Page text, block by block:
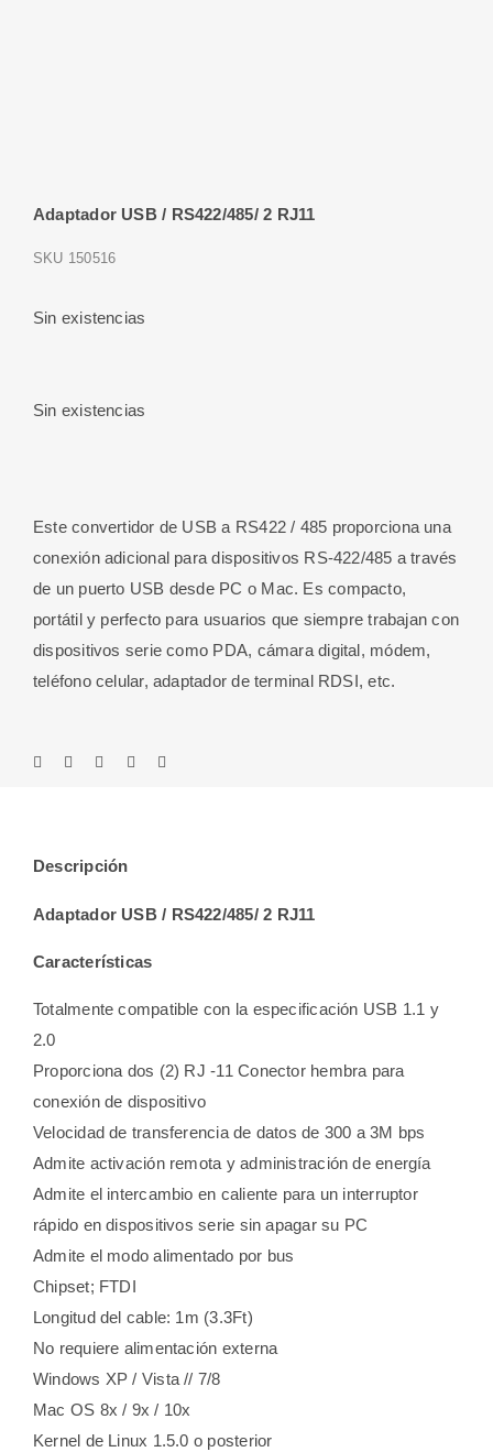
Adaptador USB / RS422/485/ 2 RJ11
SKU 150516
Sin existencias
Sin existencias
Este convertidor de USB a RS422 / 485 proporciona una
conexión adicional para dispositivos RS-422/485 a través
de un puerto USB desde PC o Mac. Es compacto,
portátil y perfecto para usuarios que siempre trabajan con
dispositivos serie como PDA, cámara digital, módem,
teléfono celular, adaptador de terminal RDSI, etc.
Descripción
Adaptador USB / RS422/485/ 2 RJ11
Características
Totalmente compatible con la especificación USB 1.1 y
2.0
Proporciona dos (2) RJ -11 Conector hembra para
conexión de dispositivo
Velocidad de transferencia de datos de 300 a 3M bps
Admite activación remota y administración de energía
Admite el intercambio en caliente para un interruptor
rápido en dispositivos serie sin apagar su PC
Admite el modo alimentado por bus
Chipset; FTDI
Longitud del cable: 1m (3.3Ft)
No requiere alimentación externa
Windows XP / Vista // 7/8
Mac OS 8x / 9x / 10x
Kernel de Linux 1.5.0 o posterior